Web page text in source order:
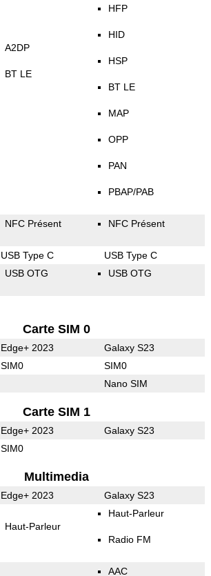
A2DP
BT LE
HFP
HID
HSP
BT LE
MAP
OPP
PAN
PBAP/PAB
NFC Présent NFC Présent
USB Type C USB Type C
USB OTG USB OTG
Carte SIM 0
Edge+ 2023 Galaxy S23
SIM0 SIM0
Nano SIM
Carte SIM 1
Edge+ 2023 Galaxy S23
SIM0
Multimedia
Edge+ 2023 Galaxy S23
Haut-Parleur
Haut-Parleur
Radio FM
AAC